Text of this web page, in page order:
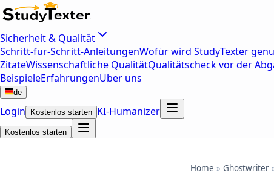
Sicherheit & Qualität
Schritt-für-Schritt-AnleitungenWofür wird StudyTexter
ZitateWissenschaftliche QualitätQualitätscheck vor der
BeispieleErfahrungenÜber uns
de
Login Kostenlos starten KI-Humanizer
Kostenlos starten
Home » Ghostwriter